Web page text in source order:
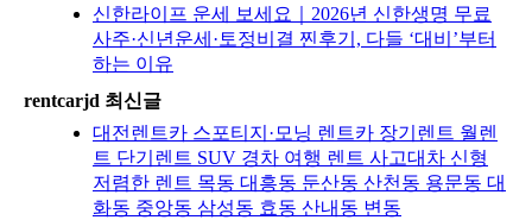
신한라이프 운세 보세요｜2026년 신한생명 무료
사주·신년운세·토정비결 찐후기, 다들 ‘대비’부터
하는 이유
rentcarjd 최신글
대전렌트카 스포티지·모닝 렌트카 장기렌트 월렌
트 단기렌트 SUV 경차 여행 렌트 사고대차 신형
저렴한 렌트 목동 대흥동 둔산동 산천동 용문동 대
화동 중앙동 삼성동 효동 산내동 변동